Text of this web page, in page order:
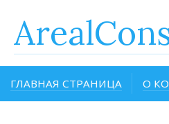
ГЛАВНАЯ СТРАНИЦА О